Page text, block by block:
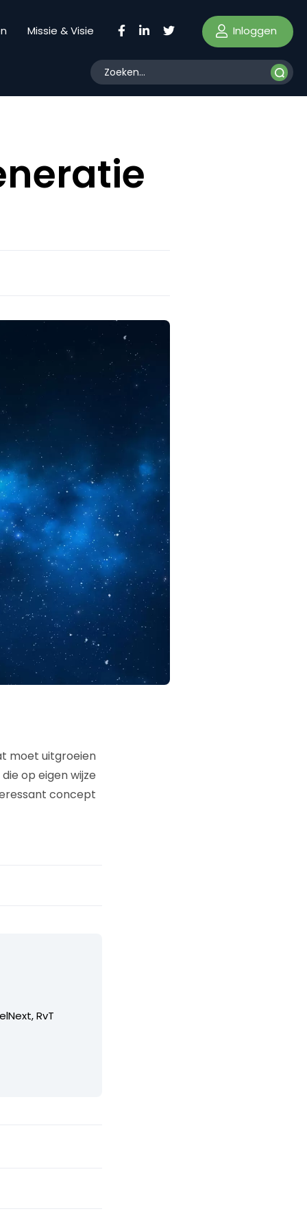
Missie & Visie Inloggen
moet uitgroeien
op eigen wijze
concept
RvT